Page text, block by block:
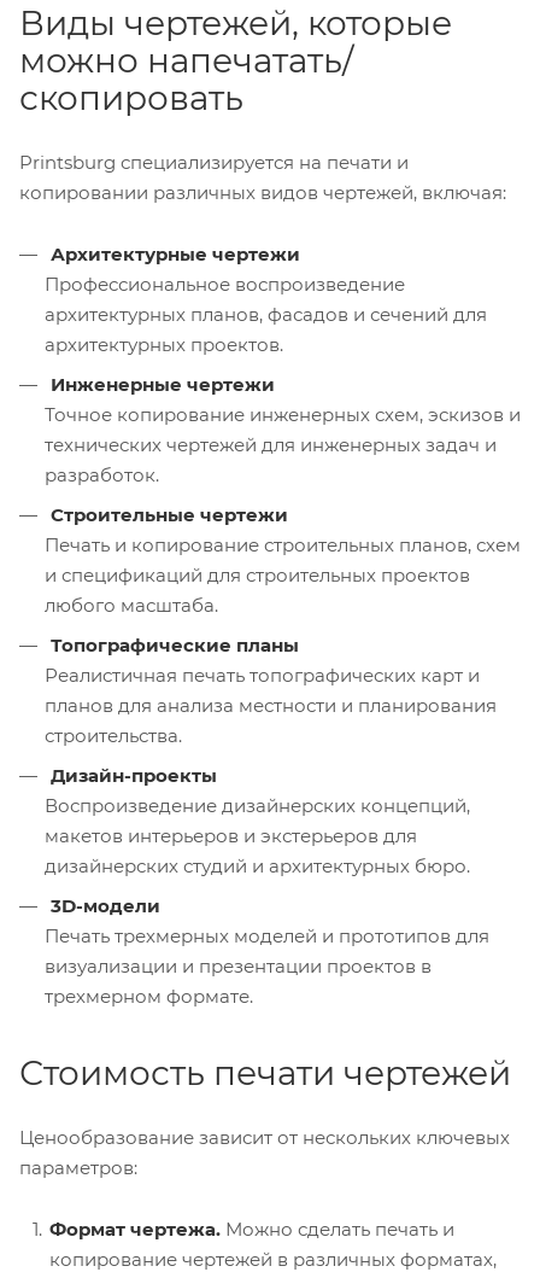
Виды чертежей, которые
можно напечатать/
скопировать
Printsburg специализируется на печати и
копировании различных видов чертежей, включая:
Архитектурные чертежи
Профессиональное воспроизведение
архитектурных планов, фасадов и сечений для
архитектурных проектов.
Инженерные чертежи
Точное копирование инженерных схем, эскизов и
технических чертежей для инженерных задач и
разработок.
Строительные чертежи
Печать и копирование строительных планов, схем
и спецификаций для строительных проектов
любого масштаба.
Топографические планы
Реалистичная печать топографических карт и
планов для анализа местности и планирования
строительства.
Дизайн-проекты
Воспроизведение дизайнерских концепций,
макетов интерьеров и экстерьеров для
дизайнерских студий и архитектурных бюро.
3D-модели
Печать трехмерных моделей и прототипов для
визуализации и презентации проектов в
трехмерном формате.
Стоимость печати чертежей
Ценообразование зависит от нескольких ключевых
параметров:
Формат чертежа. Можно сделать печать и
копирование чертежей в различных форматах,